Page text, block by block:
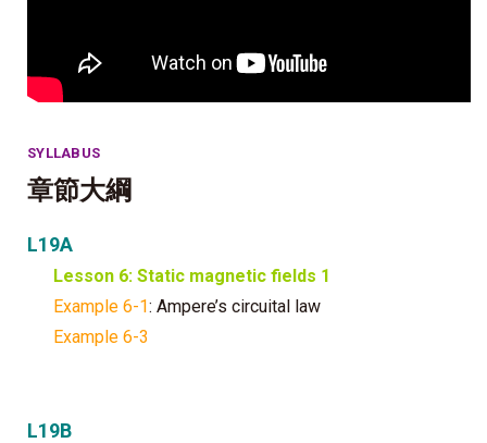
SYLLABUS
章節大綱
L19A
Lesson 6: Static magnetic fields 1
Example 6-1: Ampere’s circuital law
Example 6-3
L19B